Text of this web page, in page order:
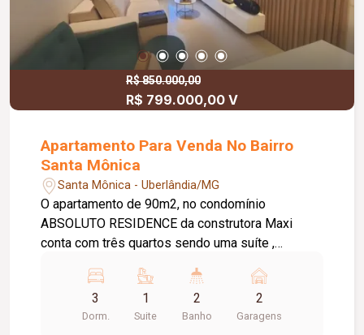
R$ 850.000,00
R$ 799.000,00 V
Apartamento Para Venda No Bairro
Santa Mônica
Santa Mônica - Uberlândia/MG
O apartamento de 90m2, no condomínio
ABSOLUTO RESIDENCE da construtora Maxi
conta com três quartos sendo uma suíte ,
banheiros , cozinha , sala , lavanderia, roupeiro e
sacada gourmet. Rebaixamento em gesso em
todo o apto com iluminação de led. Bancada de
3
Dorm.
1
Suite
2
Banho
2
Garagens